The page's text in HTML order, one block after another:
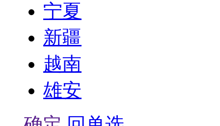
宁夏
新疆
越南
雄安